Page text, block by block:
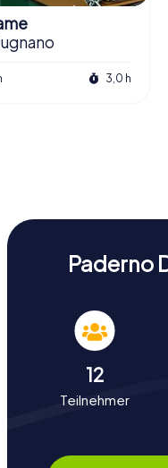
3,0 h
Paderno
12
Teilnehmer